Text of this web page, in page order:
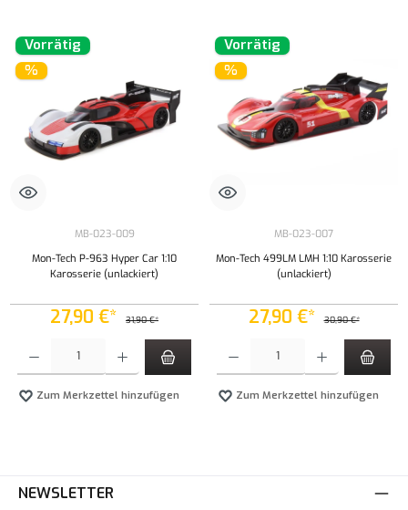
Vorrätig
%
MB-023-009
Mon-Tech P-963 Hyper Car 1:10
Karosserie (unlackiert)
27,90 €* 31,90 €*
Zum Merkzettel hinzufügen
Vorrätig
%
MB-023-007
Mon-Tech 499LM LMH 1:10 Karosserie
(unlackiert)
27,90 €* 30,90 €*
Zum Merkzettel hinzufügen
NEWSLETTER